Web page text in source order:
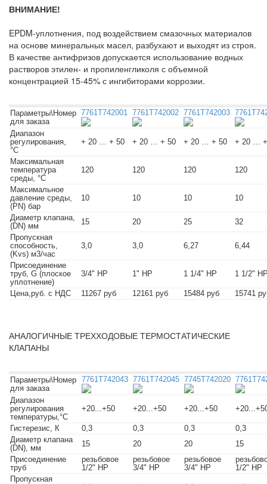
ВНИМАНИЕ!
EPDM-уплотнения, под воздействием смазочных материалов
на основе минеральных масел, разбухают и выходят из строя.
В качестве антифризов допускается использование водных
растворов этилен- и пропиленгликоля с объемной
концентрацией 15-45% с ингибиторами коррозии.
Параметры\Номер
для заказа
7761T742001 7761T742002 7761T742003
Диапазон
регулирования,
°C
+ 20 … + 50 + 20 … + 50 + 20 … + 50 + 20 …
Максимальная
температура
среды, °C
120 120 120 120
Максимальное
давление среды,
(PN) бар
10 10 10 10
Диаметр клапана,
(DN) мм
15 20 25
32
Пропускная
способность,
(Kvs) м3/час
3,0 3,0 6,27 6,44
Присоединение
труб, G (плоское
уплотнение)
3/4" НР 1" НР 1 1/4" НР 1 1/2"
Цена,руб. с НДС 11267 руб 12161 руб 15484 руб 15741
АНАЛОГИЧНЫЕ ТРЕХХОДОВЫЕ ТЕРМОСТАТИЧЕСКИЕ
КЛАПАНЫ
Параметры\Номер
для заказа
7761T742043 7761T742045 7745T742020
Диапазон
регулирования
температуры,°С
+20...+50 +20...+50 +20...+50
Гистерезис, К 0,3 0,3 0,3
0,3
Диаметр клапана
(DN), мм
15 20 20
15
Присоединение
труб
резьбовое
1/2" НР
резьбовое
3/4" НР
резьбовое
3/4" НР
1/2" НР
Пропускная